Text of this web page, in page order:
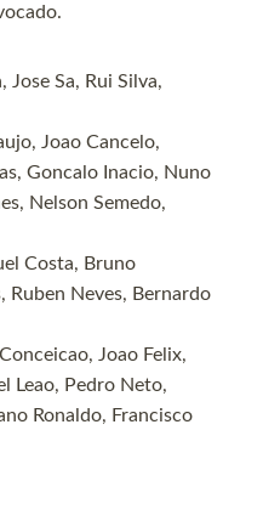
Jose Sa, Rui Silva,
Joao Cancelo,
Goncalo Inacio, Nuno
Nelson Semedo,
Costa, Bruno
Ruben Neves, Bernardo
Joao Felix,
Leao, Pedro Neto,
Ronaldo, Francisco